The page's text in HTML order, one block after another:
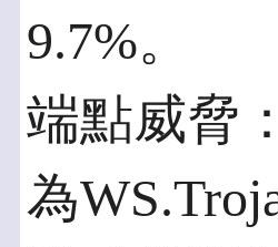
9.7%。
端點威脅
為